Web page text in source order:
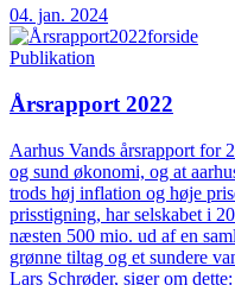
04. jan. 2024
Publikation
Årsrapport 2022
Aarhus Vands årsrapport for
og sund økonomi, og at
trods høj inflation og høje
prisstigning, har selskabet i
næsten 500 mio. ud af en
grønne tiltag og et sundere
Lars Schrøder, siger om